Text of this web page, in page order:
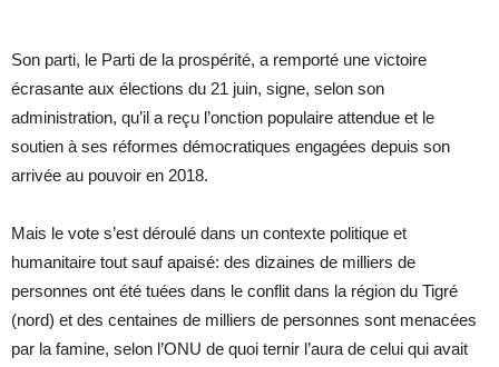
Son parti, le Parti de la prospérité, a remporté une victoire
écrasante aux élections du 21 juin, signe, selon son
administration, qu’il a reçu l’onction populaire attendue et le
soutien à ses réformes démocratiques engagées depuis son
arrivée au pouvoir en 2018.
Mais le vote s’est déroulé dans un contexte politique et
humanitaire tout sauf apaisé: des dizaines de milliers de
personnes ont été tuées dans le conflit dans la région du Tigré
(nord) et des centaines de milliers de personnes sont menacées
par la famine, selon l’ONU de quoi ternir l’aura de celui qui avait